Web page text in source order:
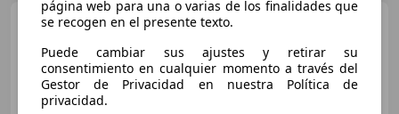
Citroen C3
página web para una o varias de los finalidades que
se recogen en el presente texto.
Puede cambiar sus ajustes y retirar su
consentimiento en cualquier momento a través del
Gestor de Privacidad en nuestra Política de
privacidad.